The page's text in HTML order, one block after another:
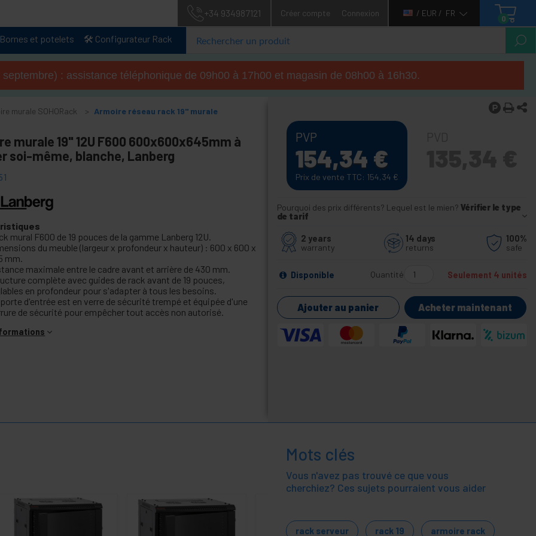
+34 934987121 Créer compte Connexion / EUR / FR
0
Bornes et potelets 🛠️ Configurateur Rack
: assistance téléphonique de 09h00 à 17h00 et magasin de 08h00 à 16h30.
murale SOHORack
Armoire réseau rack 19" murale
murale 19" 12U F600 600x600x645mm à
soi-même, blanche, Lanberg
mural F600 de 19 pouces de la gamme Lanberg 12U.
du meuble (largeur x profondeur x hauteur) : 600 x 600 x
mm.
maximale entre le cadre avant et arrière de 430 mm.
complète avec guides de rack avant de 19 pouces,
en profondeur pour s'adapter à tous les besoins.
d'entrée est en verre de sécurité trempé et équipée d'une
de sécurité pour empêcher tout accès non autorisé.
PVP
154,34 €
Prix de vente TTC: 154,34 €
Pourquoi des prix différents? Lequel est le mien? Vérifier le type
de tarif
2 years
warranty
14 days
returns
100%
safe
Disponible Quantité Seulement 4 unités
Ajouter au panier Acheter maintenant
Mots clés
Vous n'avez pas trouvé ce que vous
cherchiez? Ces sujets pourraient vous aider
rack serveur rack 19 armoire rack